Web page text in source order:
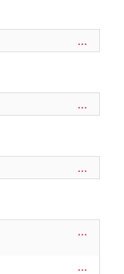
...
...
...
...
...